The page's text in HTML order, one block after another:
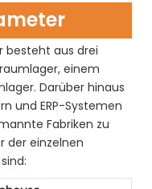
besteht aus drei
einem
Darüber hinaus
und ERP-Systemen
Fabriken zu
der einzelnen